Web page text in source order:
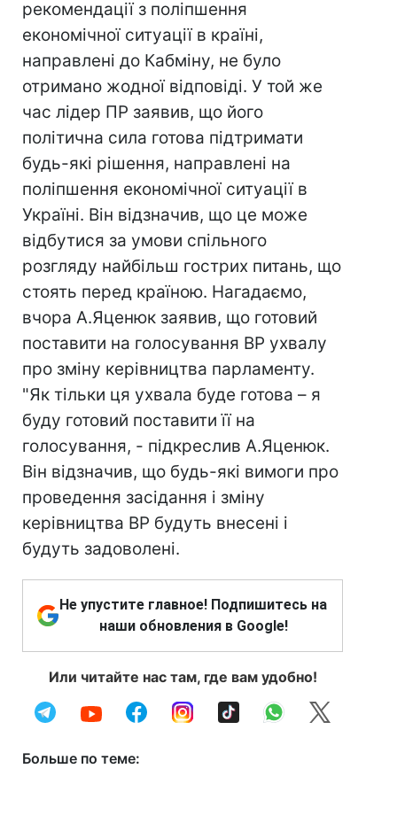
рекомендації з поліпшення
економічної ситуації в країні,
направлені до Кабміну, не було
отримано жодної відповіді. У той же
час лідер ПР заявив, що його
політична сила готова підтримати
будь-які рішення, направлені на
поліпшення економічної ситуації в
Україні. Він відзначив, що це може
відбутися за умови спільного
розгляду найбільш гострих питань, що
стоять перед країною. Нагадаємо,
вчора А.Яценюк заявив, що готовий
поставити на голосування ВР ухвалу
про зміну керівництва парламенту.
"Як тільки ця ухвала буде готова – я
буду готовий поставити її на
голосування, - підкреслив А.Яценюк.
Він відзначив, що будь-які вимоги про
проведення засідання і зміну
керівництва ВР будуть внесені і
будуть задоволені.
Не упустите главное! Подпишитесь на
наши обновления в Google!
Или читайте нас там, где вам удобно!
Больше по теме: